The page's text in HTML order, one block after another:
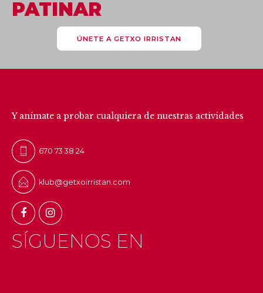
PATINAR
ÚNETE A GETXO IRRISTAN
Y anímate a probar cualquiera de nuestras actividades
670 73 38 24
klub@getxoirristan.com
SÍGUENOS EN